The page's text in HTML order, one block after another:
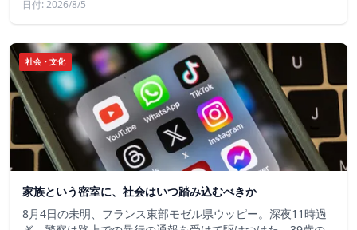
日付: 2026/8/5
社会・文化
家族という密室に、社会はいつ踏み込むべきか
8月4日の未明、フランス東部モゼル県ウッピー。深夜11時過